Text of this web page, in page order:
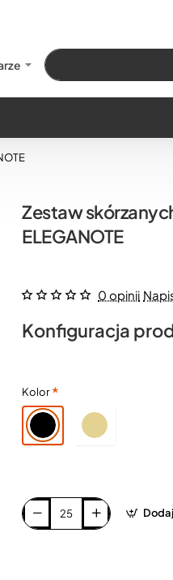
Szukaj…
Zestaw
ELEGANOTE
0 opinii
Konfiguracja
Kolor